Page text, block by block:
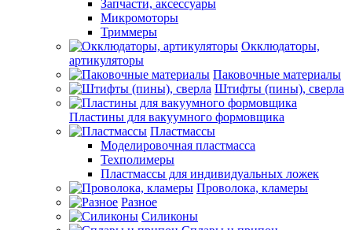
Запчасти, аксессуары
Микромоторы
Триммеры
Окклюдаторы,
артикуляторы
Паковочные материалы
Штифты (пины), сверла
Пластины для вакуумного формовщика
Пластмассы
Моделировочная пластмасса
Техполимеры
Пластмассы для индивидуальных ложек
Проволока, кламеры
Разное
Силиконы